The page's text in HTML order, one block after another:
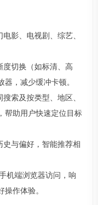
影、电视剧、综艺、
度切换（如标清、高
，减少缓冲卡顿。
搜索及按类型、地区、
帮助用户快速定位目标
史与偏好，智能推荐相
机端浏览器访问，响
作体验。